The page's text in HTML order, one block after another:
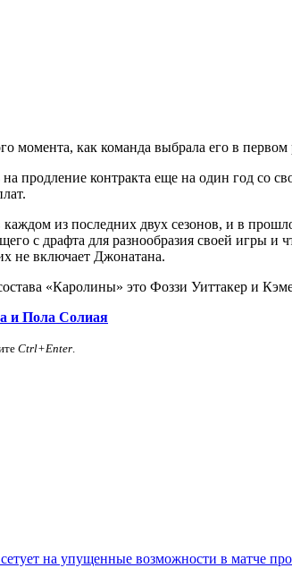
как команда выбрала его в
продление контракта еще на один год со
из последних двух сезонов, и в
с драфта для разнообразия своей игры и
не включает Джонатана.
«Каролины» это Фоззи Уиттакер и
и Пола Солиая
Ctrl+Enter.
на упущенные возможности в матче